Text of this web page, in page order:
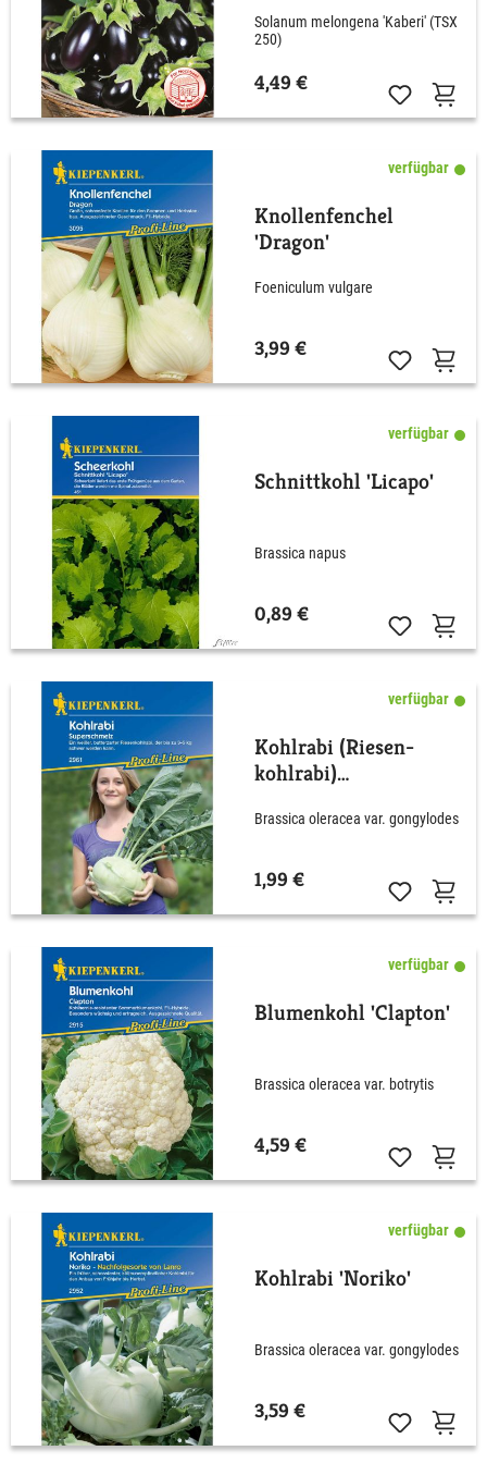
Solanum melongena 'Kaberi' (TSX
250)
4,49 €
verfügbar
Knollenfenchel
'Dragon'
Foeniculum vulgare
3,99 €
verfügbar
Schnittkohl 'Licapo'
Brassica napus
0,89 €
verfügbar
Kohlrabi (Riesen-
kohlrabi)
Brassica oleracea var. gongylodes
1,99 €
verfügbar
Blumenkohl 'Clapton'
Brassica oleracea var. botrytis
4,59 €
verfügbar
Kohlrabi 'Noriko'
Brassica oleracea var. gongylodes
3,59 €